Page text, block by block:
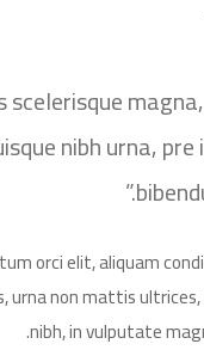
scelerisque
nibh urna,
orci elit, aliquam
urna non mattis
nibh, in vulputate